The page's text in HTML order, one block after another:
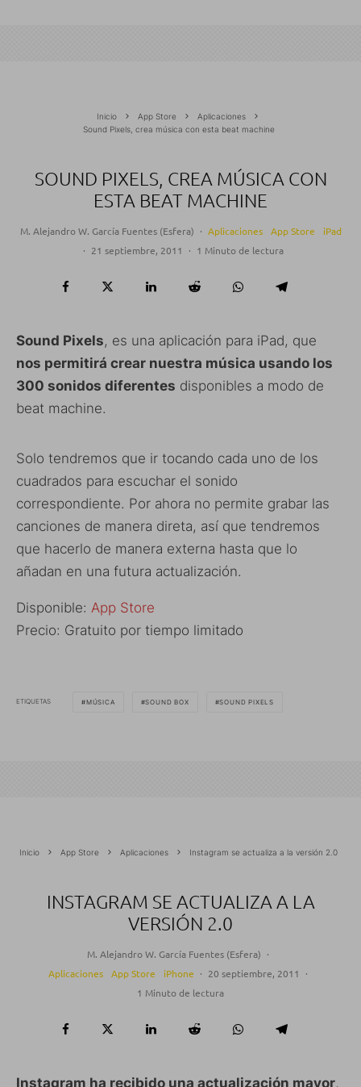
Inicio App Store
Aplicaciones
Sound Pixels, crea música con esta beat machine
SOUND PIXELS, CREA MÚSICA CON
ESTA BEAT MACHINE
M. Alejandro W. García Fuentes (Esfera) · Aplicaciones App Store
iPad
· 21 septiembre, 2011 · 1 Minuto de lectura
Sound Pixels, es una aplicación para iPad, que
nos permitirá crear nuestra música usando los
300 sonidos diferentes disponibles a modo de
beat machine.
Solo tendremos que ir tocando cada uno de los
cuadrados para escuchar el sonido
correspondiente. Por ahora no permite grabar las
canciones de manera direta, así que tendremos
que hacerlo de manera externa hasta que lo
añadan en una futura actualización.
Disponible: App Store
Precio: Gratuito por tiempo limitado
ETIQUETAS MÚSICA SOUND BOX SOUND PIXELS
Inicio App Store Aplicaciones Instagram se actualiza a la versión 2.0
INSTAGRAM SE ACTUALIZA A LA
VERSIÓN 2.0
M. Alejandro W. García Fuentes (Esfera) ·
Aplicaciones
App Store iPhone · 20 septiembre, 2011
·
1 Minuto de lectura
Instagram ha recibido una actualización mayor,